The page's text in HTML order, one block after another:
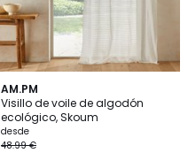
AM.PM
Visillo de voile de algodón
ecológico, Skoum
desde
48.99 €
4
/
5